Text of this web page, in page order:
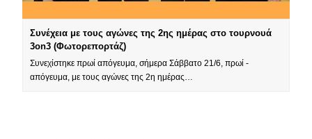
Συνέχεια με τους αγώνες της 2ης ημέρας στο τουρνουά
3on3 (Φωτορεπορτάζ)
Συνεχίστηκε πρωί απόγευμα, σήμερα Σάββατο 21/6, πρωί -
απόγευμα, με τους αγώνες της 2η ημέρας…